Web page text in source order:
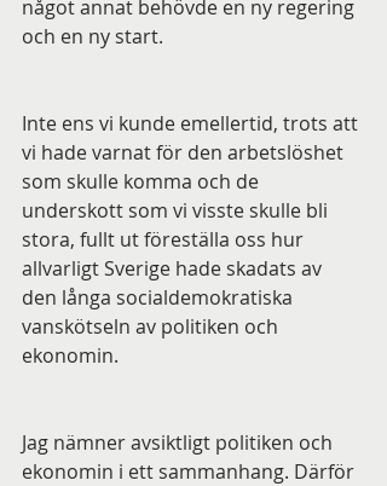
något annat behövde en ny regering
och en ny start.
Inte ens vi kunde emellertid, trots att
vi hade varnat för den arbetslöshet
som skulle komma och de
underskott som vi visste skulle bli
stora, fullt ut föreställa oss hur
allvarligt Sverige hade skadats av
den långa socialdemokratiska
vanskötseln av politiken och
ekonomin.
Jag nämner avsiktligt politiken och
ekonomin i ett sammanhang. Därför